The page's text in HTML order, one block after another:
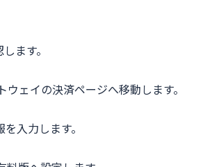
ます。
ェイの決済ページへ移動します。
入力します。